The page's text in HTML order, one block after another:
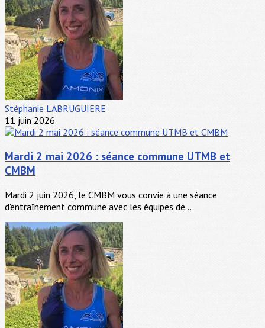
Stéphanie LABRUGUIERE
11 juin 2026
Mardi 2 mai 2026 : séance commune UTMB et
CMBM
Mardi 2 juin 2026, le CMBM vous convie à une séance
d'entraînement commune avec les équipes de...